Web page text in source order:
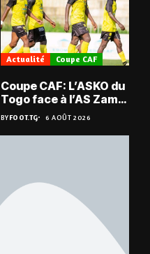
Actualité Coupe CAF
Coupe CAF: L’ASKO du
Togo face à l’AS Zam
du Niger
BYFOOT.TG 6 AOÛT 2026